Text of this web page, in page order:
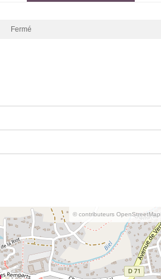
Fermé
© contributeurs OpenStreetMap